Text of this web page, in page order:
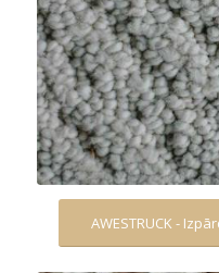
AWESTRUCK -